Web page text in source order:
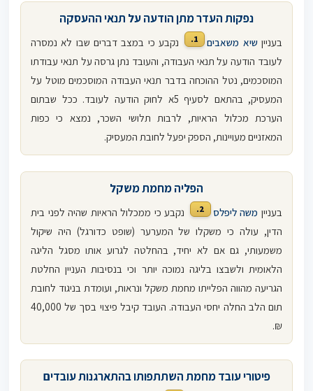
נפקות העדר מתן הודעה על תנאי ההעסקה
בענייןשיא משאבים 1.
נקבע כי במצב דברים שבו לא נמסרה
לעובד הודעה על תנאי העבודה, והעובד נתן גרסה על תנאי עבודתו
המוסכמים, נטל ההוכחה בדבר תנאי העבודה המוסכמים מוטל על
המעסיק, בהתאם לסעיף 5א לחוק הודעה לעובד. ככל שבתום
הערכת מכלול הראיות, לרבות תלושי השכר, נמצא כי כפות
המאזניים מעויינות, הספק יפעל לחובת המעסיק.
הפליה מחמת משקל
בעניין משה ליפלס 2.
נקבע כי ממכלול הראיות שהיה לפני בית
הדין, עולה כי משקלו של המערער (שופט כדורגל) היה שיקול
משמעותי, גם אם לא יחיד, בהחלטה לגרוע אותו מסגל הליגה
הלאומית ולשבצו בליגה נמוכה יותר וכי בנסיבות העניין החלטת
הגריעה מהווה הפלייתו מחמת משקל ונראות, ועומדת בניגוד לחובת
תום הלב החלה יחסי העבודה. העובד קיבל פיצוי בסך של 40,000
₪.
פיטורי עובד מחמת השתתפותו בהתארגנות עובדים